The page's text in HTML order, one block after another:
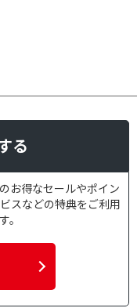
る
お得なセールやポイン
スなどの特典をご利用
。